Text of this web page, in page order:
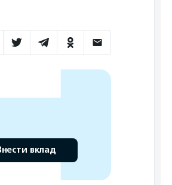
вклад